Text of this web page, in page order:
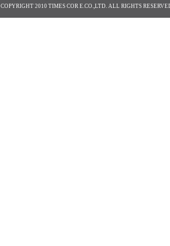
COPYRIGHT 2010 TIMES COR E.CO.,LTD. ALL RIGHTS